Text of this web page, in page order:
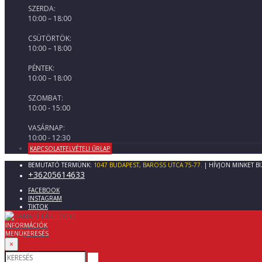
SZERDA:
10:00 – 18:00
CSÜTÖRTÖK:
10:00 – 18:00
PÉNTEK:
10:00 – 18:00
SZOMBAT:
10:00 - 15:00
VASÁRNAP:
10:00 - 12:30
KAPCSOLATFELVÉTELI ŰRLAP
BEMUTATÓ TERMÜNK: 1047 BUDAPEST, BAROSS UTCA 75-77. | HÍVJON MINKET
+36205614633
FACEBOOK
INSTAGRAM
TIKTOK
INFORMÁCIÓK
MENÜKERESÉS
×